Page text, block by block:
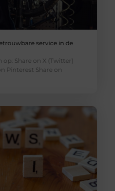
service in de
op: Share on X (Twitter)
Pinterest Share on